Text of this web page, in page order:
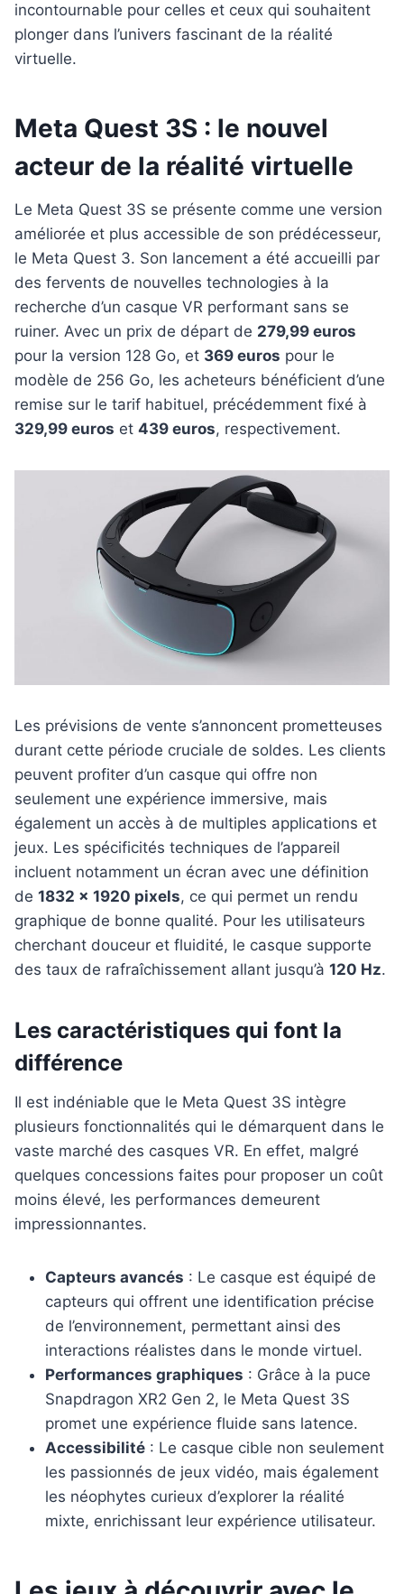
incontournable pour celles et ceux qui souhaitent
plonger dans l’univers fascinant de la réalité
virtuelle.
Meta Quest 3S : le nouvel
acteur de la réalité virtuelle
Le Meta Quest 3S se présente comme une version
améliorée et plus accessible de son prédécesseur,
le Meta Quest 3. Son lancement a été accueilli par
des fervents de nouvelles technologies à la
recherche d’un casque VR performant sans se
ruiner. Avec un prix de départ de 279,99 euros
pour la version 128 Go, et 369 euros pour le
modèle de 256 Go, les acheteurs bénéficient d’une
remise sur le tarif habituel, précédemment fixé à
329,99 euros et 439 euros, respectivement.
Les prévisions de vente s’annoncent prometteuses
durant cette période cruciale de soldes. Les clients
peuvent profiter d’un casque qui offre non
seulement une expérience immersive, mais
également un accès à de multiples applications et
jeux. Les spécificités techniques de l’appareil
incluent notamment un écran avec une définition
de 1832 x 1920 pixels, ce qui permet un rendu
graphique de bonne qualité. Pour les utilisateurs
cherchant douceur et fluidité, le casque supporte
des taux de rafraîchissement allant jusqu’à 120 Hz.
Les caractéristiques qui font la
différence
Il est indéniable que le Meta Quest 3S intègre
plusieurs fonctionnalités qui le démarquent dans le
vaste marché des casques VR. En effet, malgré
quelques concessions faites pour proposer un coût
moins élevé, les performances demeurent
impressionnantes.
Capteurs avancés : Le casque est équipé de
capteurs qui offrent une identification précise
de l’environnement, permettant ainsi des
interactions réalistes dans le monde virtuel.
Performances graphiques : Grâce à la puce
Snapdragon XR2 Gen 2, le Meta Quest 3S
promet une expérience fluide sans latence.
Accessibilité : Le casque cible non seulement
les passionnés de jeux vidéo, mais également
les néophytes curieux d’explorer la réalité
mixte, enrichissant leur expérience utilisateur.